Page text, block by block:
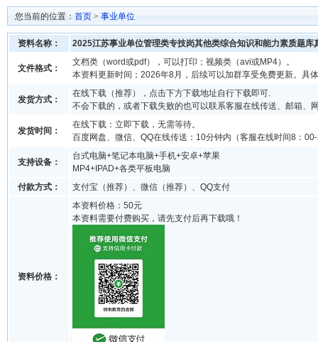
您当前的位置： 首页 > 事业单位
资料名称： 2025江苏事业单位管理类专技岗其他类综合知识和能力素质题库
文件格式：
文档类（word或pdf），可以打印；视频类（avi或MP4）。
本资料更新时间；2026年8月，后续可以加群享受免费更新。具
发货方式：
在线下载（推荐），点击下方下载地址自行下载即可.
不会下载的，或者下载失败的也可以联系客服在线传送、邮箱、
发货时间：
在线下载：立即下载，无需等待。
百度网盘、微信、QQ在线传送：10分钟内（客服在线时间8：
支持设备：
台式电脑+笔记本电脑+手机+安卓+苹果
MP4+IPAD+各类平板电脑
付款方式：
支付宝（推荐）、微信（推荐）、QQ支付
资料价格：
本资料价格：50元
本资料需要付费购买，请先支付后再下载哦！